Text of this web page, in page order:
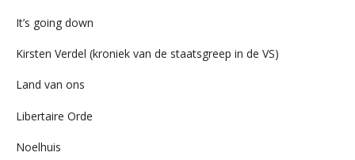
It’s going down
Kirsten Verdel (kroniek van de staatsgreep in de VS)
Land van ons
Libertaire Orde
Noelhuis